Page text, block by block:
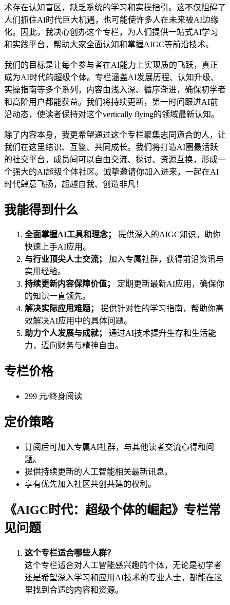
术存在认知盲区，缺乏系统的学习和实操指引。这不仅阻碍了
人们抓住AI时代巨大机遇，也可能使许多人在未来被AI边缘
化。因此，我决心创办这个专栏，为人们提供一站式AI学习
和实践平台，帮助大家全面认知和掌握AIGC等前沿技术。
我们的目标是让每个参与者在AI能力上实现质的飞跃，真正
成为AI时代的超级个体。专栏涵盖AI发展历程、认知升级、
实操指南等多个系列，内容由浅入深、循序渐进，确保初学者
和高阶用户都能获益。我们将持续更新，第一时间跟进AI前
沿动态，使读者保持对这个vertically flying的领域最新认知。
除了内容本身，我更希望通过这个专栏聚集志同道合的人，让
我们在这里结识、互鉴、共同成长。我们将打造AI圈最活跃
的社交平台，成员间可以自由交流、探讨、资源互换，形成一
个强大的AI超级个体社区。诚挚邀请你加入进来，一起在AI
时代肆意飞扬，超越自我、创造非凡！
我能得到什么
全面掌握AI工具和理念；
提供深入的AIGC知识，助你
快速上手AI应用。
与行业顶尖人士交流；
加入专属社群，获得前沿资讯与
实用经验。
持续更新内容保障价值；
定期更新最新AI应用，确保你
的知识一直领先。
解决实际应用难题；
提供针对性的学习指南，帮助你高
效解决AI应用中的具体问题。
助力个人发展与成就；
通过AI技术提升生存和生活能
力，迈向财务与精神自由。
专栏价格
299 元/终身阅读
定价策略
订阅后可加入专属AI社群，与其他读者交流心得和问
题。
提供持续更新的人工智能相关最新讯息。
享有优先加入社区共创共建的权利。
《AIGC时代：超级个体的崛起》专栏常
见问题
这个专栏适合哪些人群？
这个专栏适合对人工智能感兴趣的个体，无论是初学者
还是希望深入学习和应用AI技术的专业人士，都能在这
里找到合适的内容和资源。